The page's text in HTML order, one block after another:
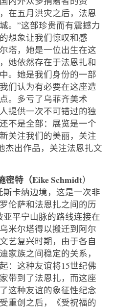
在五月洪灾之后，法恩
。”这部珍贵而有震撼力
想象让我们惊叹和感
塔，她是一位出生在这
她依然存在于法恩扎和
。她是我们身份的一部
们认为有必要在这座遭
。多亏了乌菲齐美术
提供一次不可错过的独
不是全部：展览是一个
关注我们的美丽，关注
杰出作品，关注法恩扎文
密特（Eike Schmidt）
卡纳边境，这是一次非
伦萨和法恩扎之间的历
平宁山脉的路线连接在
米尔塔得以搬迁到阿尔
艺复兴时期，由于各自
家族之间稳定的关系，
：这种友谊将15世纪佛
带到了法恩扎，而这座
这种友谊的象征性纪念
重创之后，《受祝福的